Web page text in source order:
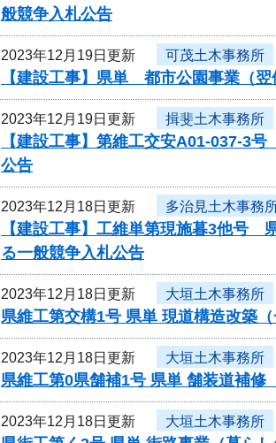
般競争入札公告
2023年12月19日更新 可茂土木事務所
【建設工事】県単 都市公園事業（
2023年12月19日更新 揖斐土木事務所
【建設工事】第維工交安A01-037-3
公告
2023年12月18日更新 多治見土木事務
【建設工事】工維単第現施暮3他号
る一般競争入札公告
2023年12月18日更新 大垣土木事務所
県維工第交構1号 県単 現道構造改築
2023年12月18日更新 大垣土木事務所
県維工第0県舗補1号 県単 舗装道補
2023年12月18日更新 大垣土木事務所